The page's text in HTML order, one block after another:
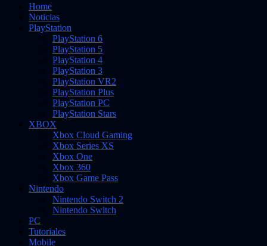
Home
Noticias
PlayStation
PlayStation 6
PlayStation 5
PlayStation 4
PlayStation 3
PlayStation VR2
PlayStation Plus
PlayStation PC
PlayStation Stars
XBOX
Xbox Cloud Gaming
Xbox Series XS
Xbox One
Xbox 360
Xbox Game Pass
Nintendo
Nintendo Switch 2
Nintendo Switch
PC
Tutoriales
Mobile